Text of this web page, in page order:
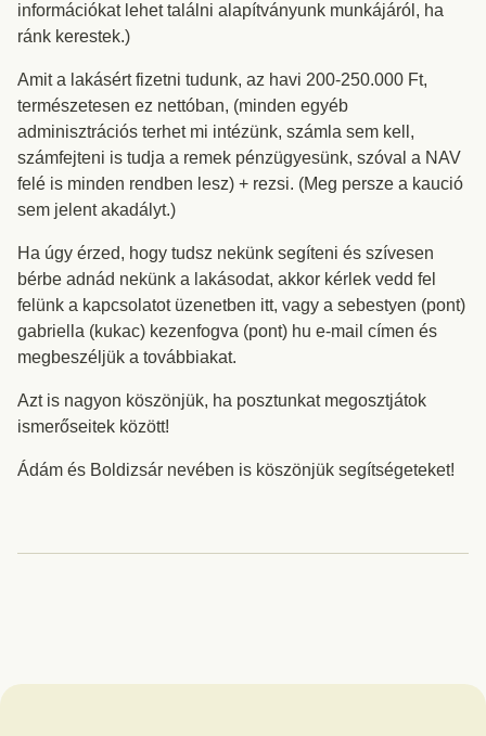
információkat lehet találni alapítványunk munkájáról, ha
ránk kerestek.)
Amit a lakásért fizetni tudunk, az havi 200-250.000 Ft,
természetesen ez nettóban, (minden egyéb
adminisztrációs terhet mi intézünk, számla sem kell,
számfejteni is tudja a remek pénzügyesünk, szóval a NAV
felé is minden rendben lesz) + rezsi. (Meg persze a kaució
sem jelent akadályt.)
Ha úgy érzed, hogy tudsz nekünk segíteni és szívesen
bérbe adnád nekünk a lakásodat, akkor kérlek vedd fel
felünk a kapcsolatot üzenetben itt, vagy a sebestyen (pont)
gabriella (kukac) kezenfogva (pont) hu e-mail címen és
megbeszéljük a továbbiakat.
Azt is nagyon köszönjük, ha posztunkat megosztjátok
ismerőseitek között!
Ádám és Boldizsár nevében is köszönjük segítségeteket!